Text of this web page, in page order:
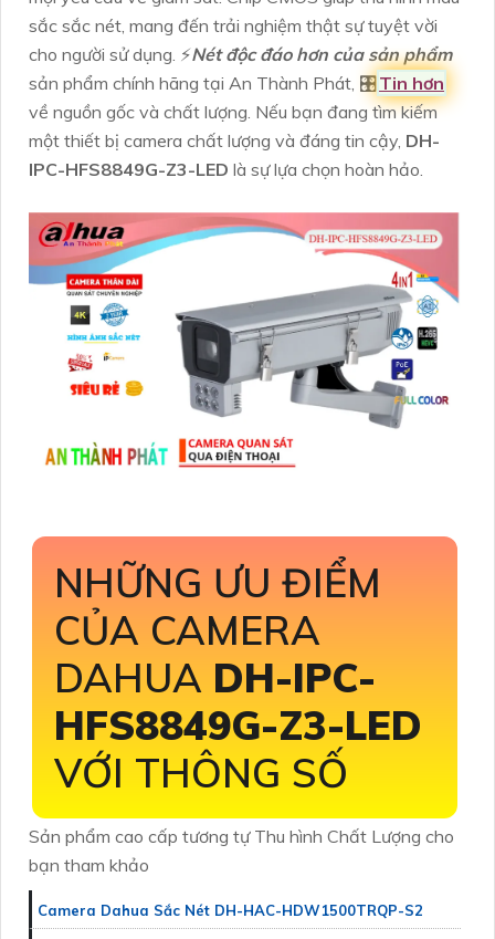
sắc sắc nét, mang đến trải nghiệm thật sự tuyệt vời
cho người sử dụng. ️⚡Nét độc đáo hơn của sản phẩm
sản phẩm chính hãng tại An Thành Phát, 🎛Tin hơn
về nguồn gốc và chất lượng. Nếu bạn đang tìm kiếm
một thiết bị camera chất lượng và đáng tin cậy, DH-
IPC-HFS8849G-Z3-LED là sự lựa chọn hoàn hảo.
NHỮNG ƯU ĐIỂM
CỦA CAMERA
DAHUA DH-IPC-
HFS8849G-Z3-LED
VỚI THÔNG SỐ
Sản phẩm cao cấp tương tự Thu hình Chất Lượng cho
bạn tham khảo
Camera Dahua Sắc Nét DH-HAC-HDW1500TRQP-S2